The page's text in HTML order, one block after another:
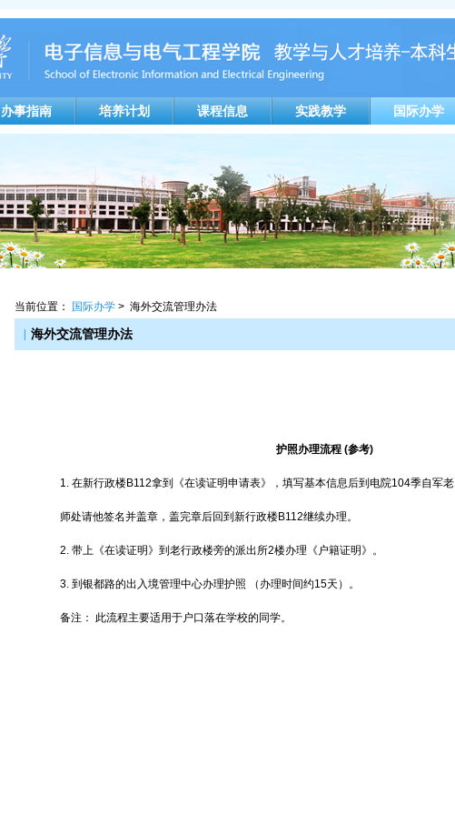
办事指南 培养计划 课程信息 实践教学 国际办学
当前位置： 国际办学 > 海外交流管理办法
海外交流管理办法
护照办理流程 (参考)
1.在新行政楼B112拿到《在读证明申请表》，填写基本信息后到电院104季自军老
师处请他签名并盖章，盖完章后回到新行政楼B112继续办理。
2.带上《在读证明》到老行政楼旁的派出所2楼办理《户籍证明》。
3.到银都路的出入境管理中心办理护照 （办理时间约15天）。
备注： 此流程主要适用于户口落在学校的同学。